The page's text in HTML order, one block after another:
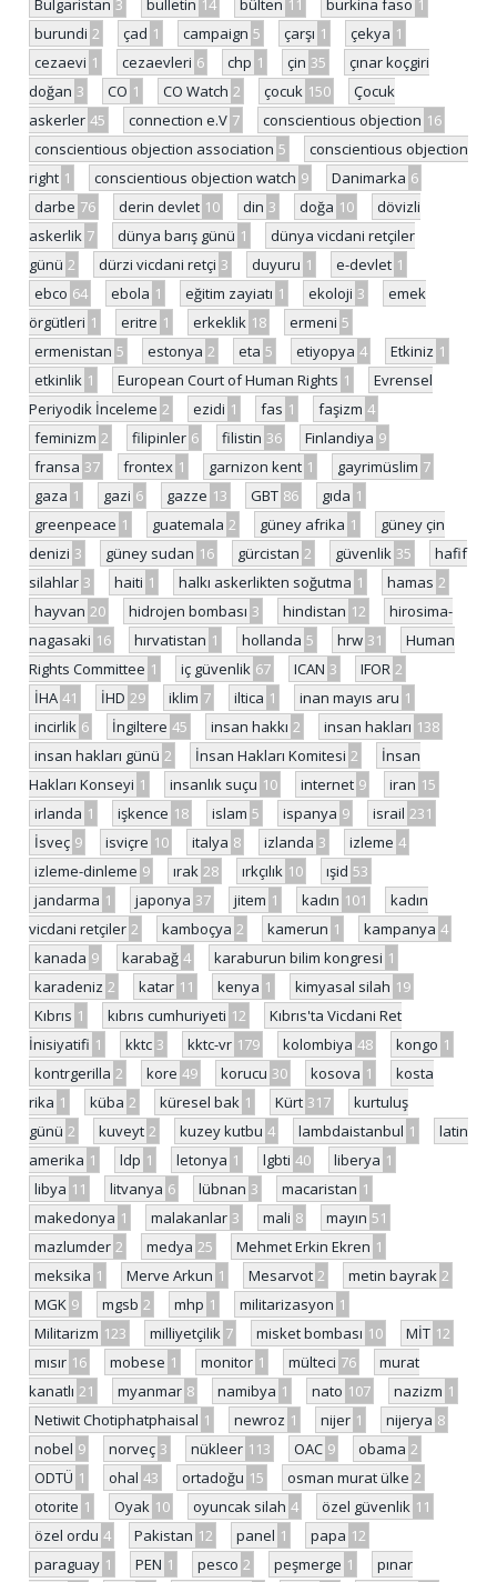
Bulgaristan 3 bulletin 14 bülten 11 burkina faso 1
burundi 2 çad 1 campaign 5 çarşı 1 çekya 1
cezaevi 1 cezaevleri 6 chp 1 çin 35
çınar koçgiri
doğan 3 CO 1 CO Watch 2 çocuk 150
Çocuk
askerler 45 connection e.V 7 conscientious objection 16
conscientious objection association 5
conscientious objection
right 1 conscientious objection watch 9 Danimarka 6
darbe 76 derin devlet 10 din 3 doğa 10
dövizli
askerlik 7 dünya barış günü 1
dünya vicdani retçiler
günü 2 dürzi vicdani retçi 3 duyuru 1 e-devlet 1
ebco 64 ebola 1 eğitim zayiatı 1 ekoloji 3
emek
örgütleri 1 eritre 1 erkeklik 18 ermeni 5
ermenistan 5 estonya 2 eta 5 etiyopya 4 Etkiniz 1
etkinlik 1 European Court of Human Rights 1
Evrensel
Periyodik İnceleme 2 ezidi 1 fas 1 faşizm 4
feminizm 2 filipinler 6 filistin 36 Finlandiya 9
fransa 37 frontex 1 garnizon kent 1 gayrimüslim 7
gaza 1 gazi 6 gazze 13 GBT 86 gıda 1
greenpeace 1 guatemala 2 güney afrika 1
güney çin
denizi 3 güney sudan 16 gürcistan 2 güvenlik 35
hafif
silahlar 3 haiti 1 halkı askerlikten soğutma 1 hamas 2
hayvan 20 hidrojen bombası 3 hindistan 12
hirosima-
nagasaki 16 hırvatistan 1 hollanda 5 hrw 31
Human
Rights Committee 1 iç güvenlik 67 ICAN 3 IFOR 2
İHA 41 İHD 29 iklim 7 iltica 1 inan mayıs aru 1
incirlik 6 İngiltere 45 insan hakkı 2 insan hakları 138
insan hakları günü 2 İnsan Hakları Komitesi 2
İnsan
Hakları Konseyi 1 insanlık suçu 10 internet 9 iran 15
irlanda 1 işkence 18 islam 5 ispanya 9 israil 231
İsveç 9 isviçre 10 italya 8 izlanda 3 izleme 4
izleme-dinleme 9 ırak 28 ırkçılık 10 ışid 53
jandarma 1 japonya 37 jitem 1 kadın 101
kadın
vicdani retçiler 2 kamboçya 2 kamerun 1 kampanya 4
kanada 9 karabağ 4 karaburun bilim kongresi 1
karadeniz 2 katar 11 kenya 1 kimyasal silah 19
Kıbrıs 1 kıbrıs cumhuriyeti 12
Kıbrıs'ta Vicdani Ret
İnisiyatifi 1 kktc 3 kktc-vr 179 kolombiya 48 kongo 1
kontrgerilla 2 kore 49 korucu 30 kosova 1
kosta
rika 1 küba 2 küresel bak 1 Kürt 317
kurtuluş
günü 2 kuveyt 2 kuzey kutbu 4 lambdaistanbul 1
latin
amerika 1 ldp 1 letonya 1 lgbti 40 liberya 1
libya 11 litvanya 6 lübnan 3 macaristan 1
makedonya 1 malakanlar 3 mali 8 mayın 51
mazlumder 2 medya 25 Mehmet Erkin Ekren 1
meksika 1 Merve Arkun 1 Mesarvot 2 metin bayrak 2
MGK 9 mgsb 2 mhp 1 militarizasyon 1
Militarizm 123 milliyetçilik 7 misket bombası 10 MİT 12
mısır 16 mobese 1 monitor 1 mülteci 76
murat
kanatlı 21 myanmar 8 namibya 1 nato 107 nazizm 1
Netiwit Chotiphatphaisal 1 newroz 1 nijer 1 nijerya 8
nobel 9 norveç 3 nükleer 113 OAC 9 obama 2
ODTÜ 1 ohal 43 ortadoğu 15 osman murat ülke 2
otorite 1 Oyak 10 oyuncak silah 4 özel güvenlik 11
özel ordu 4 Pakistan 12 panel 1 papa 12
paraguay 1 PEN 1 pesco 2 peşmerge 1
pınar